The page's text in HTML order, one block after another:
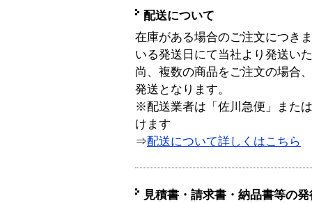
配送について
在庫がある場合のご注文につき
いる発送日にて当社より発送い
尚、複数の商品をご注文の場合
発送となります。
※配送業者は「佐川急便」また
けます
⇒配送について詳しくはこちら
見積書・請求書・納品書等の